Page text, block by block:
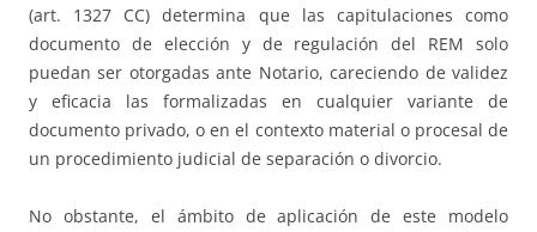
(art. 1327 CC) determina que las capitulaciones como
documento de elección y de regulación del REM solo
puedan ser otorgadas ante Notario, careciendo de validez
y eficacia las formalizadas en cualquier variante de
documento privado, o en el contexto material o procesal de
un procedimiento judicial de separación o divorcio.
No obstante, el ámbito de aplicación de este modelo